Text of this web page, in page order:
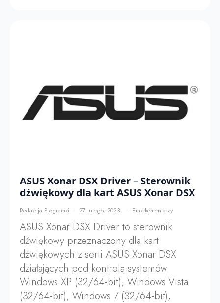
ASUS Xonar DSX Driver – Sterownik
dźwiękowy dla kart ASUS Xonar DSX
Redakcja Programki 27 lutego, 2023 Brak komentarzy
ASUS Xonar DSX Driver to sterownik
dźwiękowy przeznaczony dla kart
dźwiękowych z serii ASUS Xonar DSX
działających pod kontrolą systemów
Windows XP (32/64-bit), Windows Vista
(32/64-bit), Windows 7 (32/64-bit),